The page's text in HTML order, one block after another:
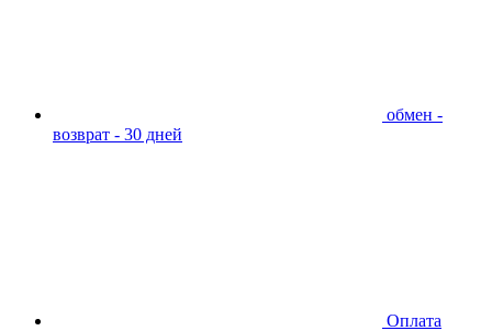
обмен -
возврат - 30 дней
Оплата